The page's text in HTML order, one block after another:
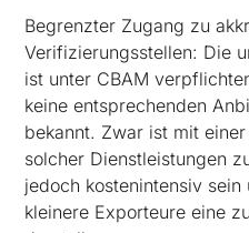
Begrenzter Zugang zu
Verifizierungsstellen: Die
ist unter CBAM
keine entsprechenden
bekannt. Zwar ist mit
solcher Dienstleistungen
jedoch kostenintensiv
kleinere Exporteure eine